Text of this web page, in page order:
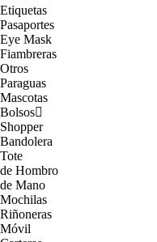
Etiquetas
Pasaportes
Eye Mask
Fiambreras
Otros
Paraguas
Mascotas
Bolsos
Shopper
Bandolera
Tote
de Hombro
de Mano
Mochilas
Riñoneras
Móvil